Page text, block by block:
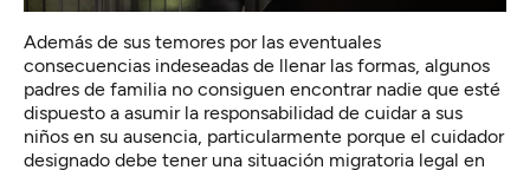
Además de sus temores por las eventuales
consecuencias indeseadas de llenar las formas, algunos
padres de familia no consiguen encontrar nadie que esté
dispuesto a asumir la responsabilidad de cuidar a sus
niños en su ausencia, particularmente porque el cuidador
designado debe tener una situación migratoria legal en